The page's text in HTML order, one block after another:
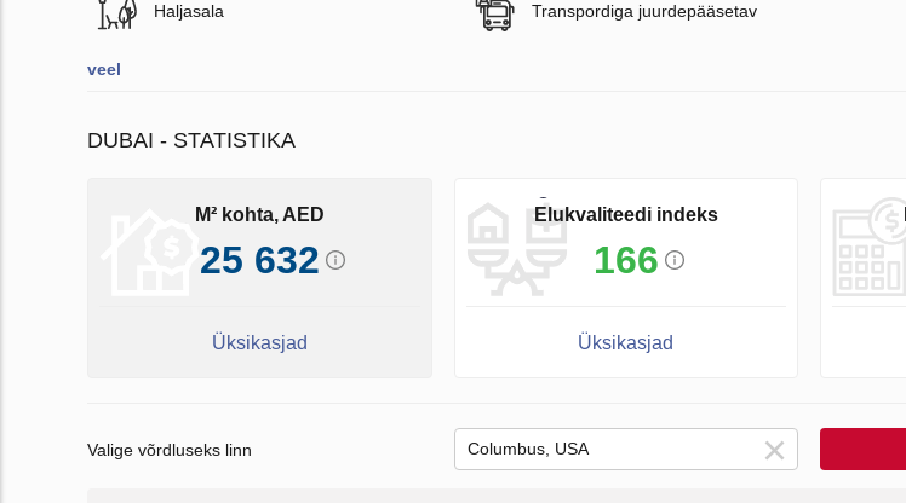
Haljasala Transpordiga juurdepääsetav
veel
DUBAI - STATISTIKA
M² kohta, AED
25 632
Üksikasjad
Elukvaliteedi indeks
166
Üksikasjad
Valige võrdluseks linn